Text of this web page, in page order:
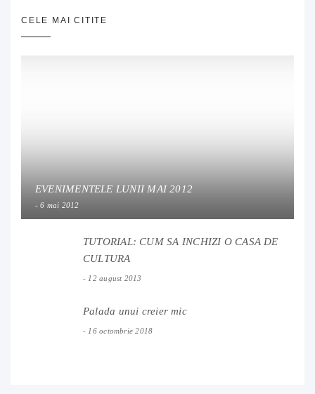
CELE MAI CITITE
EVENIMENTELE LUNII MAI 2012
6 mai 2012
TUTORIAL: CUM SA INCHIZI O CASA DE
CULTURA
12 august 2013
Palada unui creier mic
16 octombrie 2018